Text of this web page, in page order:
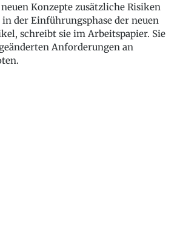
Konzepte zusätzliche Risiken
in der Einführungsphase der neuen
schreibt sie im Arbeitspapier. Sie
Anforderungen an